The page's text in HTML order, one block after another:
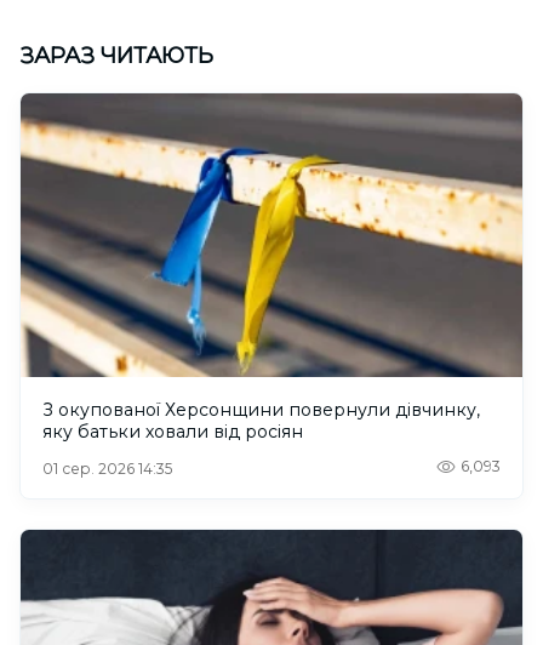
ЗАРАЗ ЧИТАЮТЬ
З окупованої Херсонщини повернули дівчинку,
яку батьки ховали від росіян
01 сер. 2026 14:35 6,093